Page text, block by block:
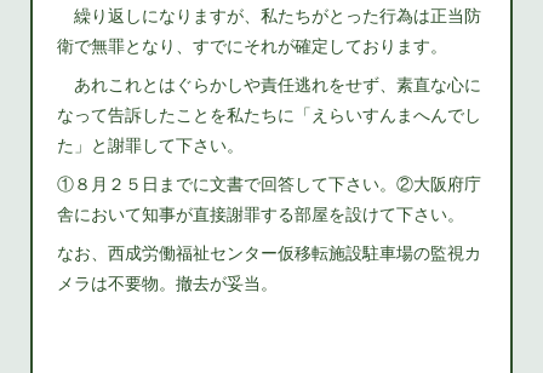
繰り返しになりますが、私たちがとった行為は正当防
衛で無罪となり、すでにそれが確定しております。
あれこれとはぐらかしや責任逃れをせず、素直な心に
なって告訴したことを私たちに「えらいすんまへんでし
た」と謝罪して下さい。
①８月２５日までに文書で回答して下さい。②大阪府庁
舎において知事が直接謝罪する部屋を設けて下さい。
なお、西成労働福祉センター仮移転施設駐車場の監視カ
メラは不要物。撤去が妥当。